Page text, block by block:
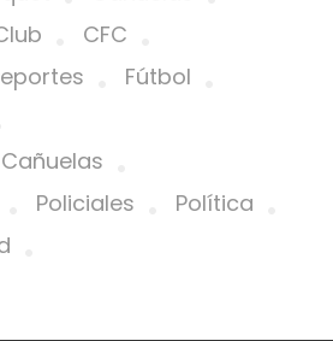
CFC
Fútbol
Policiales
Política